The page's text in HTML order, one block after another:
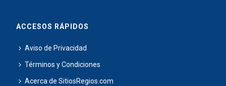
ACCESOS RÁPIDOS
Aviso de Privacidad
Términos y Condiciones
Acerca de SitiosRegios.com